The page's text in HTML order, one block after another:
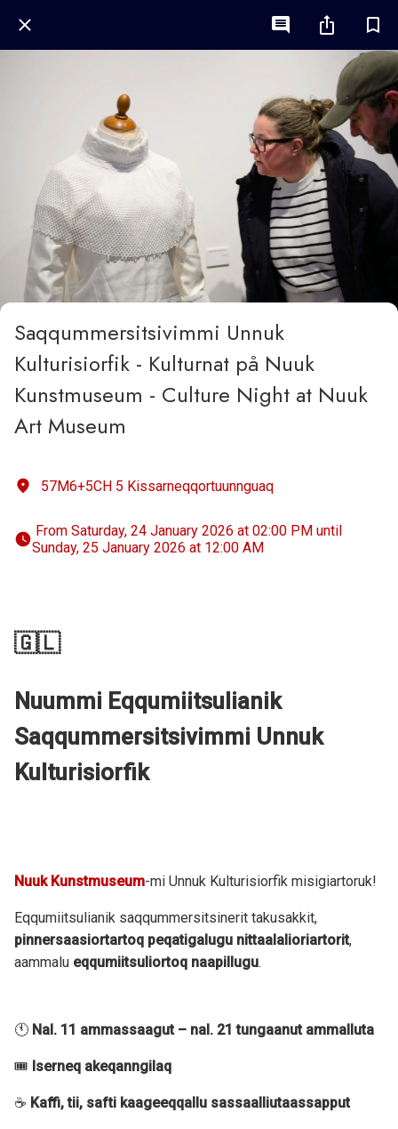
Saqqummersitsivimmi Unnuk
Kulturisiorfik - Kulturnat på Nuuk
Kunstmuseum - Culture Night at Nuuk
Art Museum
57M6+5CH 5 Kissarneqqortuunnguaq
Sunday, 25 January 2026 at 12:00 AM
🇬🇱
Nuummi Eqqumiitsulianik
Saqqummersitsivimmi Unnuk
Kulturisiorfik
Nuuk Kunstmuseum-mi Unnuk Kulturisiorfik misigiartoruk!
Eqqumiitsulianik saqqummersitsinerit takusakkit,
pinnersaasiortartoq peqatigalugu nittaalalioriartorit,
aammalu eqqumiitsuliortoq naapillugu.
🕚 Nal. 11 ammassaagut – nal. 21 tungaanut ammalluta
🎟 Iserneq akeqanngilaq
☕ Kaffi, tii, safti kaageeqqallu sassaalliutaassapput